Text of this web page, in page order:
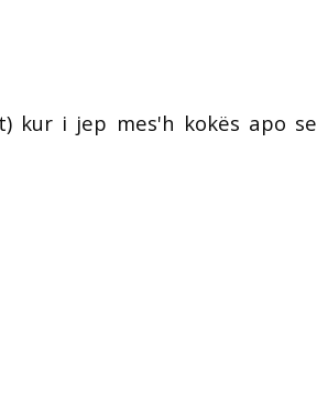
kur i jep mes'h kokës apo se